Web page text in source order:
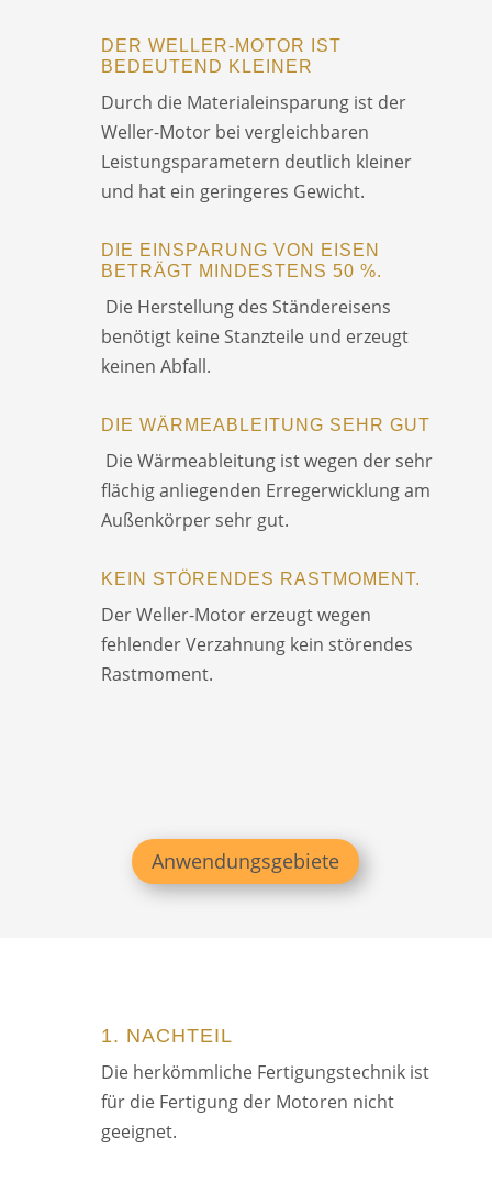
DER WELLER-MOTOR IST
BEDEUTEND KLEINER
Durch die Materialeinsparung ist der
Weller-Motor bei vergleichbaren
Leistungsparametern deutlich kleiner
und hat ein geringeres Gewicht.
DIE EINSPARUNG VON EISEN
BETRÄGT MINDESTENS 50 %.
Die Herstellung des Ständereisens
benötigt keine Stanzteile und erzeugt
keinen Abfall.
DIE WÄRMEABLEITUNG SEHR GUT
Die Wärmeableitung ist wegen der sehr
flächig anliegenden Erregerwicklung am
Außenkörper sehr gut.
KEIN STÖRENDES RASTMOMENT.
Der Weller-Motor erzeugt wegen
fehlender Verzahnung kein störendes
Rastmoment.
Anwendungsgebiete
1. NACHTEIL
Die herkömmliche Fertigungstechnik ist
für die Fertigung der Motoren nicht
geeignet.